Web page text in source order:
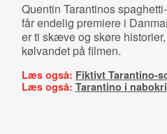
Quentin Tarantinos
får endelig premiere i
er ti skæve og skøre
kølvandet på filmen.
Læs også: Fiktivt Tarantino-
Læs også: Tarantino i